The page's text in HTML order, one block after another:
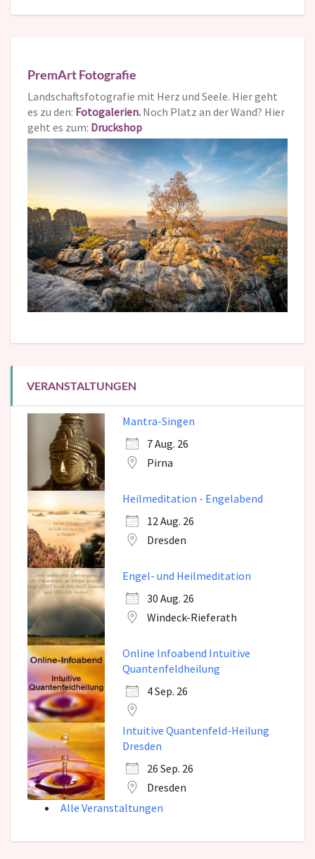
PremArt Fotografie
Landschaftsfotografie mit Herz und Seele. Hier geht
es zu den: Fotogalerien. Noch Platz an der Wand? Hier
geht es zum: Druckshop
VERANSTALTUNGEN
Mantra-Singen
7 Aug. 26
Pirna
Heilmeditation - Engelabend
12 Aug. 26
Dresden
Engel- und Heilmeditation
30 Aug. 26
Windeck-Rieferath
Online Infoabend Intuitive
Quantenfeldheilung
4 Sep. 26
Intuitive Quantenfeld-Heilung
Dresden
26 Sep. 26
Dresden
Alle Veranstaltungen